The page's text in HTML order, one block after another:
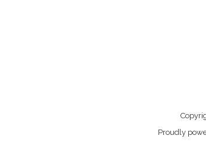
Proudly